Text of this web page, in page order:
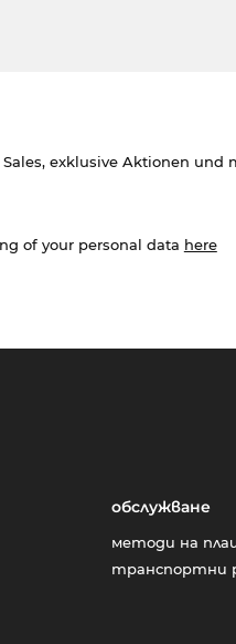
exklusive Aktionen und
of your personal data here
обслужване
методи на
транспортни